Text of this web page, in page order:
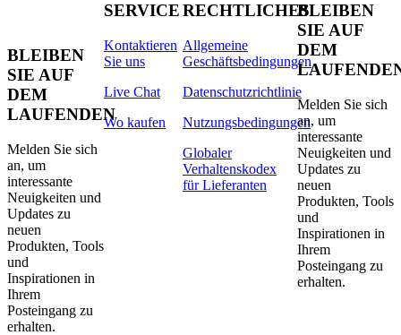
BLEIBEN
SIE AUF
DEM
LAUFENDEN
Melden Sie sich
an, um
interessante
Neuigkeiten und
Updates zu
neuen
Produkten, Tools
und
Inspirationen in
Ihrem
Posteingang zu
erhalten.
SERVICE
Kontaktieren
Sie uns
Live Chat
Wo kaufen
RECHTLICHES
Allgemeine
Geschäftsbedingungen
Datenschutzrichtlinie
Nutzungsbedingungen
Globaler
Verhaltenskodex
für Lieferanten
BLEIBEN
SIE AUF
DEM
Melden Sie sich
an, um
interessante
Neuigkeiten und
Updates zu
neuen
Produkten, Tools
und
Inspirationen in
Ihrem
Posteingang zu
erhalten.